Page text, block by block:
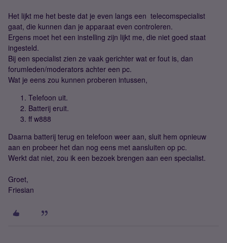
Het lijkt me het beste dat je even langs een telecomspecialist
gaat, die kunnen dan je apparaat even controleren.
Ergens moet het een instelling zijn lijkt me, die niet goed staat
ingesteld.
Bij een specialist zien ze vaak gerichter wat er fout is, dan
forumleden/moderators achter een pc.
Wat je eens zou kunnen proberen intussen,
Telefoon uit.
Batterij eruit.
ff w888
Daarna batterij terug en telefoon weer aan, sluit hem opnieuw
aan en probeer het dan nog eens met aansluiten op pc.
Werkt dat niet, zou ik een bezoek brengen aan een specialist.
Groet,
Friesian